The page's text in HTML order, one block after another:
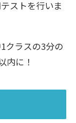
ストを行いま
クラスの3分の
内に！